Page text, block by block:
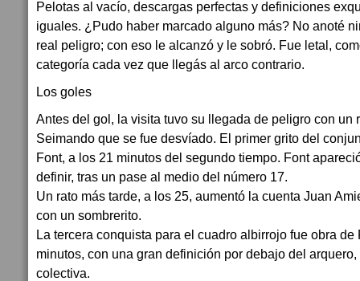
Pelotas al vacío, descargas perfectas y definiciones
iguales. ¿Pudo haber marcado alguno más? No anoté
real peligro; con eso le alcanzó y le sobró. Fue letal,
categoría cada vez que llegás al arco contrario.
Los goles
Antes del gol, la visita tuvo su llegada de peligro con un
Seimando que se fue desvíado. El primer grito del
Font, a los 21 minutos del segundo tiempo. Font
definir, tras un pase al medio del número 17.
Un rato más tarde, a los 25, aumentó la cuenta Juan
con un sombrerito.
La tercera conquista para el cuadro albirrojo fue obra
minutos, con una gran definición por debajo del
colectiva.